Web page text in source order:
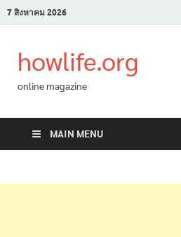
7 สิงหาคม 2026
howlife.org
online magazine
MAIN MENU